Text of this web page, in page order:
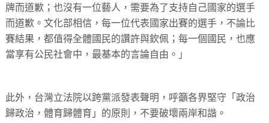
牌而道歉；也沒有一位藝人，需要為了支持自己國家的選手
而道歉。文化部相信，每一位代表國家出賽的選手，不論比
賽結果，都值得全體國民的讚許與欽佩；每一個國民，也應
當享有公民社會中，最基本的言論自由。」
此外，台灣立法院以跨黨派發表聲明，呼籲各界堅守「政治
歸政治，體育歸體育」的原則，不要破壞兩岸和諧。